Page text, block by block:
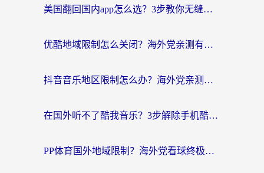
美国翻回国内app怎么选？3步教你无缝刷剧、登12123、访问国内网站
优酷地域限制怎么关闭？海外党亲测有效的追剧加速器选择指南
抖音音乐地区限制怎么办？海外党亲测有效的听歌自由指南
在国外听不了酷我音乐？3步解除手机酷我音乐海外限制，附实测好用加速器
PP体育国外地域限制？海外党看球终极方案：从欧洲杯到奥运会，中文解说不卡顿！